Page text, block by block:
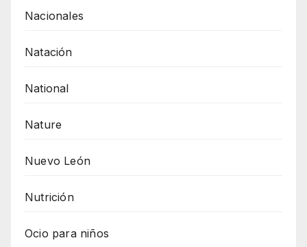
Nacionales
Natación
National
Nature
Nuevo León
Nutrición
Ocio para niños